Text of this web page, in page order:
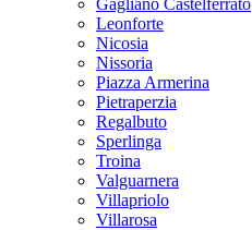
Gagliano Castelferrato
Leonforte
Nicosia
Nissoria
Piazza Armerina
Pietraperzia
Regalbuto
Sperlinga
Troina
Valguarnera
Villapriolo
Villarosa